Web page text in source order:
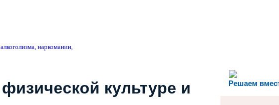
наркомании,
Решаем
культуре и